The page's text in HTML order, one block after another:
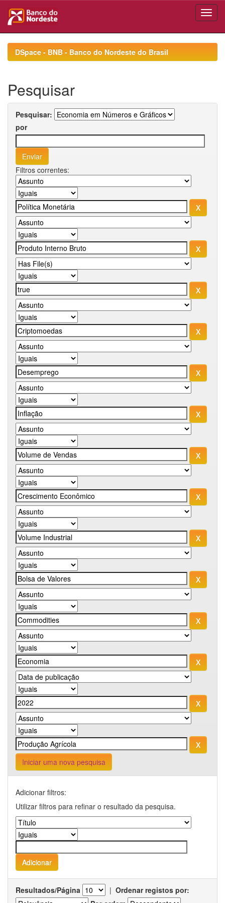
navigationDSpace - BNB - Banco do Nordeste do Brasil
Pesquisar
Pesquisar:
por
Filtros correntes:
Iniciar uma nova pesquisa
Adicionar filtros:
Utilizar filtros para refinar o resultado da pesquisa.
Resultados/Página | Ordenar registos por: